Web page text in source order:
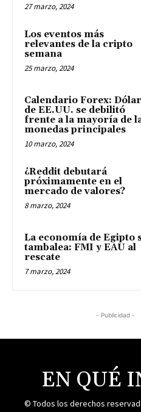
27 marzo, 2024
Los eventos más
relevantes de la cripto
semana
25 marzo, 2024
Calendario Forex: Dólar
de EE.UU. se debilitó
frente a la mayoría de
monedas principales
10 marzo, 2024
¿Reddit debutará
próximamente en el
mercado de valores?
8 marzo, 2024
La economía de Egipto
tambalea: FMI y EAU al
rescate
7 marzo, 2024
- Publicidad -
EN QUÉ
© Todos los derechos